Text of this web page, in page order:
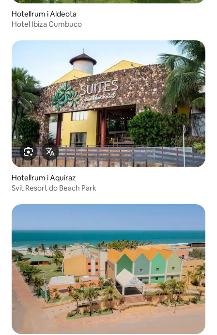
Hotellrum i Aldeota
Hotel Ibiza Cumbuco
Hotellrum i Aquiraz
Svit Resort do Beach Park